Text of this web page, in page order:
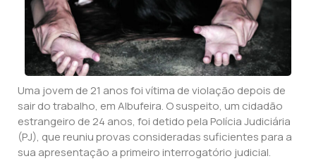
Uma jovem de 21 anos foi vítima de violação depois de
sair do trabalho, em Albufeira. O suspeito, um cidadão
estrangeiro de 24 anos, foi detido pela Polícia Judiciária
(PJ), que reuniu provas consideradas suficientes para a
sua apresentação a primeiro interrogatório judicial.